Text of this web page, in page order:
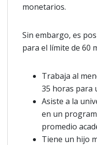
monetarios.
Sin embargo, es
para el límite de 60
Trabaja al
35 horas para
Asiste a la
en un
promedio
Tiene un hijo